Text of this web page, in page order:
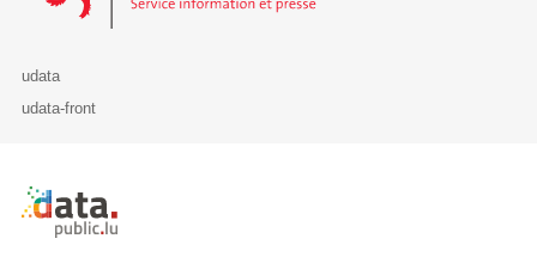
udata
udata-front
Retour à l'accueil de data.public.lu